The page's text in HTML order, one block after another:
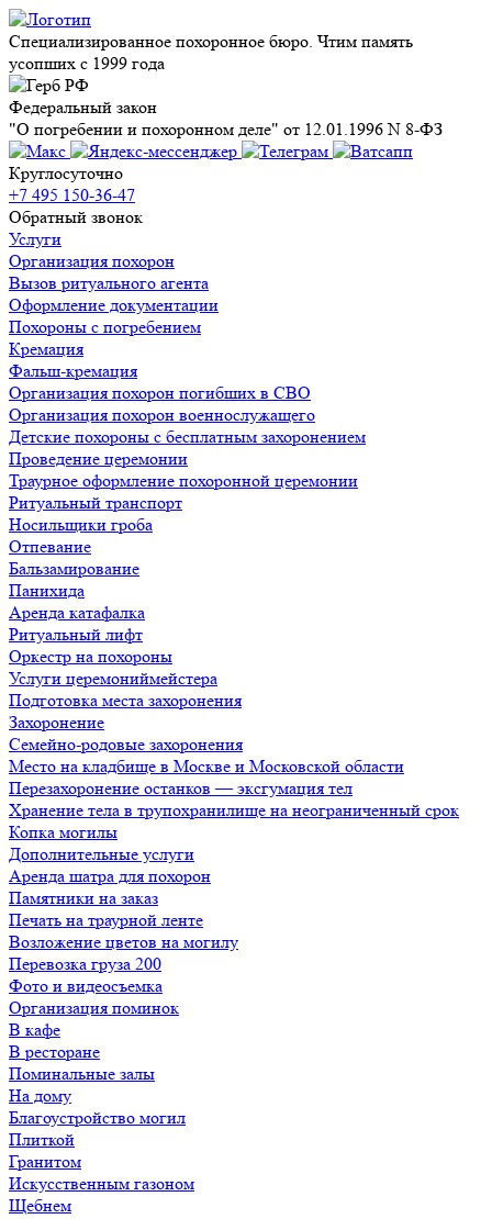
Специализированное похоронное бюро. Чтим память
усопших с 1999 года
Федеральный закон
"О погребении и похоронном деле" от 12.01.1996 N 8-ФЗ
Круглосуточно
+7 495 150-36-47
Обратный звонок
Услуги
Организация похорон
Вызов ритуального агента
Оформление документации
Похороны с погребением
Кремация
Фальш-кремация
Организация похорон погибших в СВО
Организация похорон военнослужащего
Детские похороны с бесплатным захоронением
Проведение церемонии
Траурное оформление похоронной церемонии
Ритуальный транспорт
Носильщики гроба
Отпевание
Бальзамирование
Панихида
Аренда катафалка
Ритуальный лифт
Оркестр на похороны
Услуги церемониймейстера
Подготовка места захоронения
Захоронение
Семейно-родовые захоронения
Место на кладбище в Москве и Московской области
Перезахоронение останков — эксгумация тел
Хранение тела в трупохранилище на неограниченный срок
Копка могилы
Дополнительные услуги
Аренда шатра для похорон
Памятники на заказ
Печать на траурной ленте
Возложение цветов на могилу
Перевозка груза 200
Фото и видеосъемка
Организация поминок
В кафе
В ресторане
Поминальные залы
На дому
Благоустройство могил
Плиткой
Гранитом
Искусственным газоном
Щебнем